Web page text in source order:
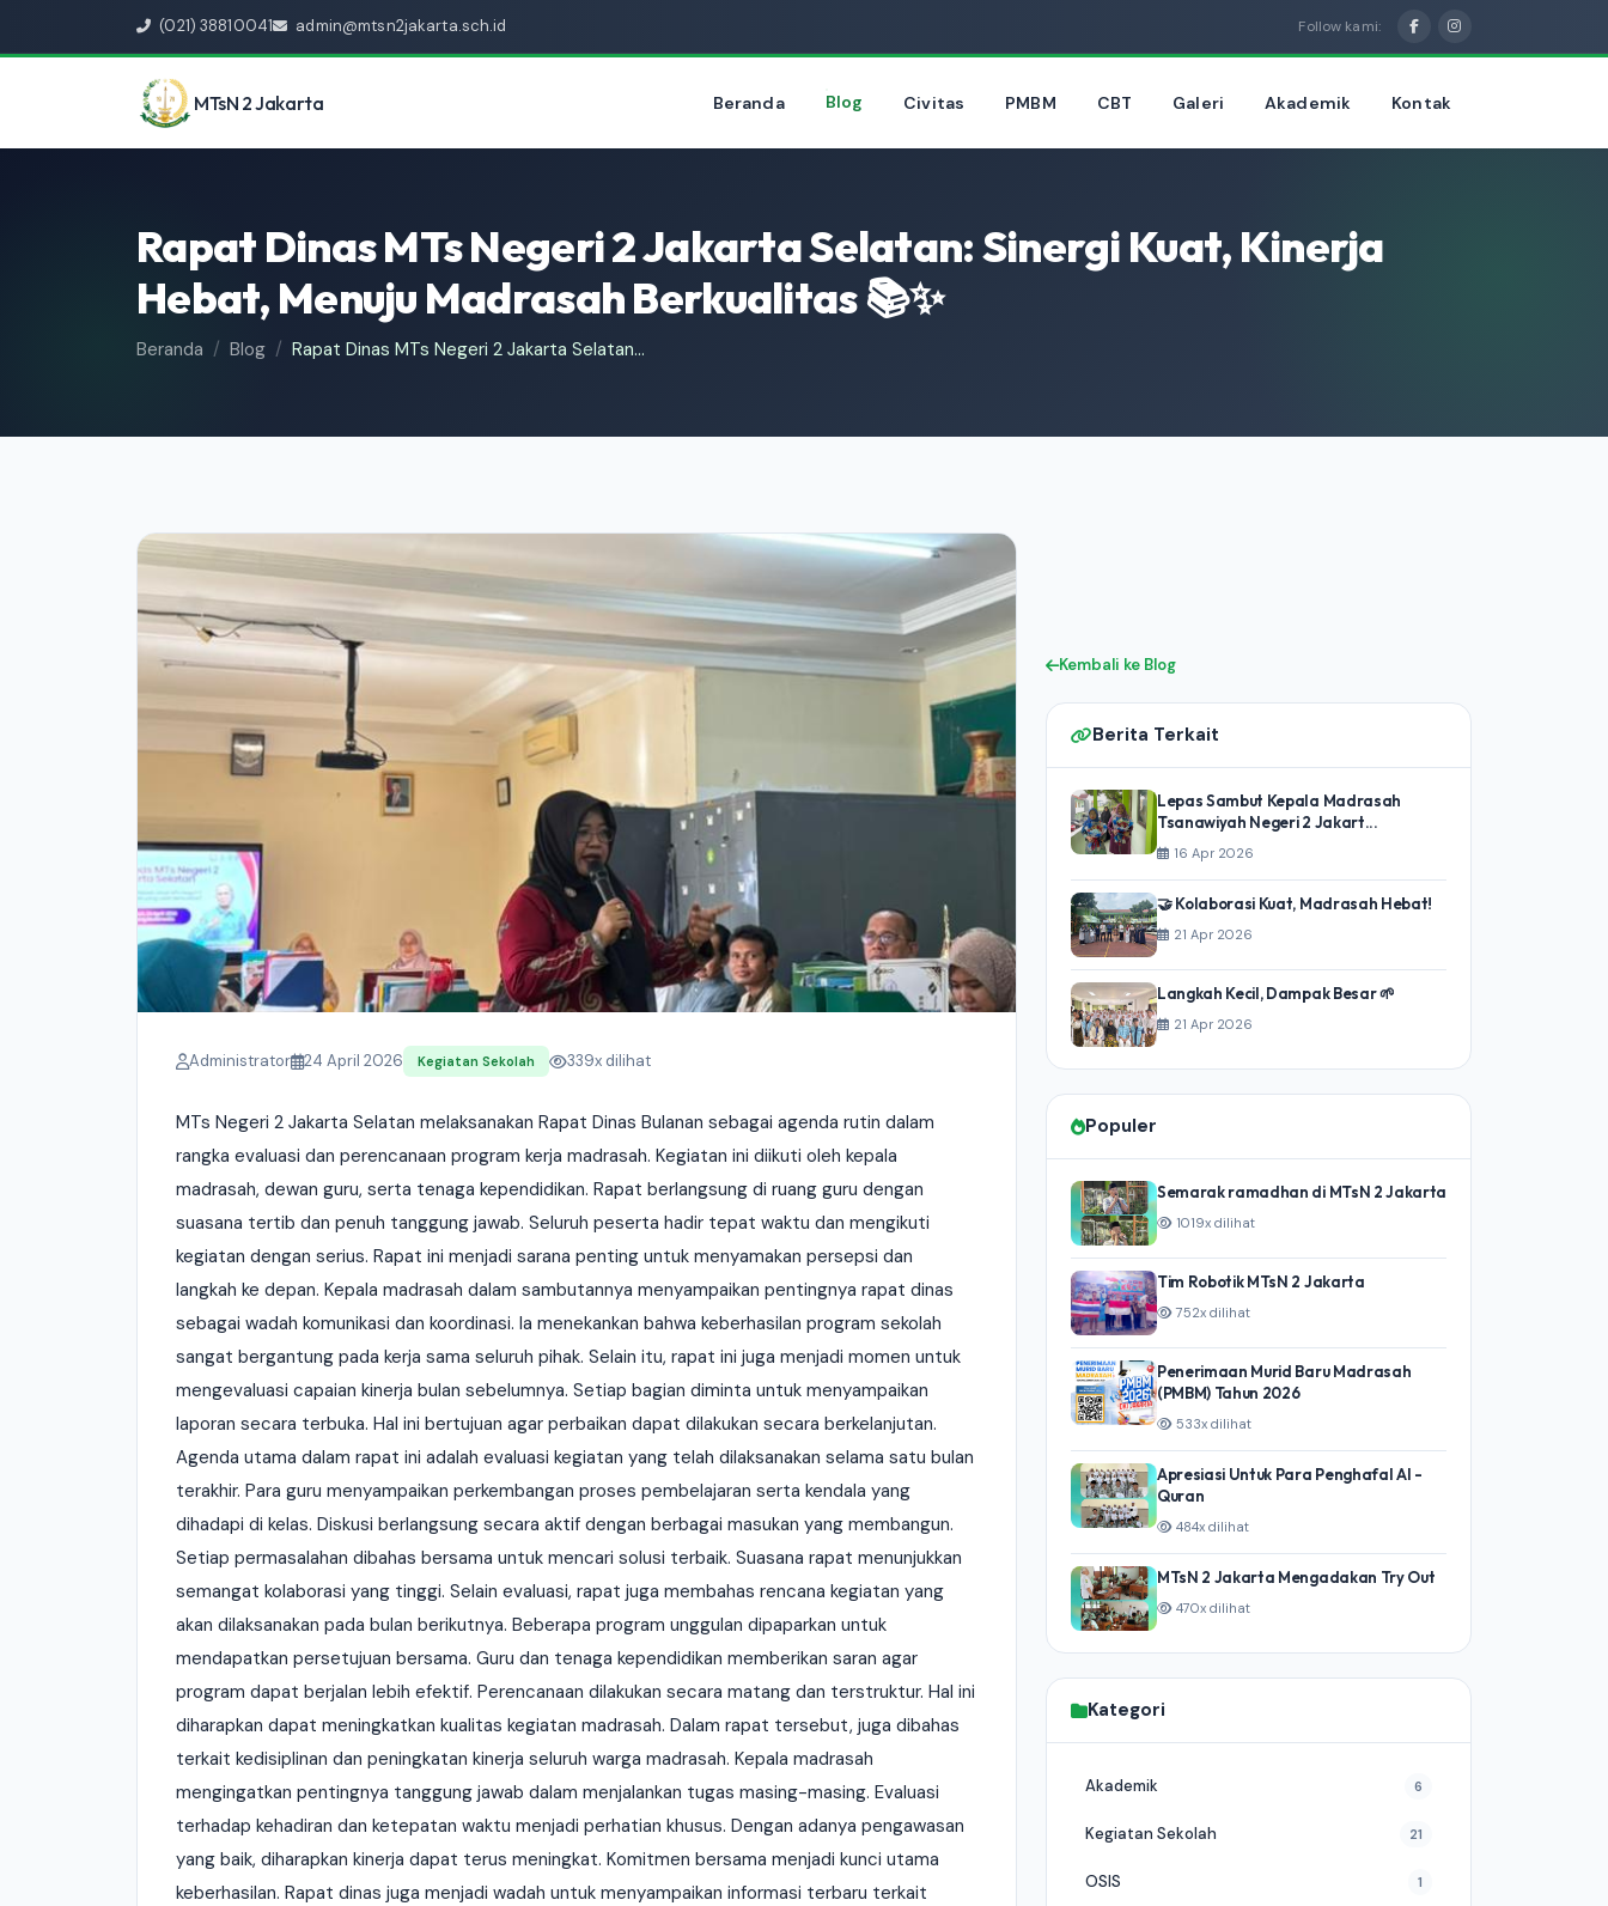
(021) 38810041 admin@mtsn2jakarta.sch.id Follow kami:
MTsN 2 Jakarta Beranda Blog Civitas PMBM CBT Galeri Akademik Kontak
Rapat Dinas MTs Negeri 2 Jakarta Selatan: Sinergi Kuat, Kinerja
Hebat, Menuju Madrasah Berkualitas 📚✨
Beranda Blog Rapat Dinas MTs Negeri 2 Jakarta Selatan...
Administrator 24 April 2026 Kegiatan Sekolah 339x dilihat
MTs Negeri 2 Jakarta Selatan melaksanakan Rapat Dinas Bulanan sebagai agenda rutin dalam
rangka evaluasi dan perencanaan program kerja madrasah. Kegiatan ini diikuti oleh kepala
madrasah, dewan guru, serta tenaga kependidikan. Rapat berlangsung di ruang guru dengan
suasana tertib dan penuh tanggung jawab. Seluruh peserta hadir tepat waktu dan mengikuti
kegiatan dengan serius. Rapat ini menjadi sarana penting untuk menyamakan persepsi dan
langkah ke depan. Kepala madrasah dalam sambutannya menyampaikan pentingnya rapat dinas
sebagai wadah komunikasi dan koordinasi. Ia menekankan bahwa keberhasilan program sekolah
sangat bergantung pada kerja sama seluruh pihak. Selain itu, rapat ini juga menjadi momen untuk
mengevaluasi capaian kinerja bulan sebelumnya. Setiap bagian diminta untuk menyampaikan
laporan secara terbuka. Hal ini bertujuan agar perbaikan dapat dilakukan secara berkelanjutan.
Agenda utama dalam rapat ini adalah evaluasi kegiatan yang telah dilaksanakan selama satu bulan
terakhir. Para guru menyampaikan perkembangan proses pembelajaran serta kendala yang
dihadapi di kelas. Diskusi berlangsung secara aktif dengan berbagai masukan yang membangun.
Setiap permasalahan dibahas bersama untuk mencari solusi terbaik. Suasana rapat menunjukkan
semangat kolaborasi yang tinggi. Selain evaluasi, rapat juga membahas rencana kegiatan yang
akan dilaksanakan pada bulan berikutnya. Beberapa program unggulan dipaparkan untuk
mendapatkan persetujuan bersama. Guru dan tenaga kependidikan memberikan saran agar
program dapat berjalan lebih efektif. Perencanaan dilakukan secara matang dan terstruktur. Hal ini
diharapkan dapat meningkatkan kualitas kegiatan madrasah. Dalam rapat tersebut, juga dibahas
terkait kedisiplinan dan peningkatan kinerja seluruh warga madrasah. Kepala madrasah
mengingatkan pentingnya tanggung jawab dalam menjalankan tugas masing-masing. Evaluasi
terhadap kehadiran dan ketepatan waktu menjadi perhatian khusus. Dengan adanya pengawasan
yang baik, diharapkan kinerja dapat terus meningkat. Komitmen bersama menjadi kunci utama
keberhasilan. Rapat dinas juga menjadi wadah untuk menyampaikan informasi terbaru terkait
Kembali ke Blog
Berita Terkait
Lepas Sambut Kepala Madrasah
Tsanawiyah Negeri 2 Jakart...
16 Apr 2026
🤝 Kolaborasi Kuat, Madrasah Hebat!
21 Apr 2026
Langkah Kecil, Dampak Besar 🌱
21 Apr 2026
Populer
Semarak ramadhan di MTsN 2 Jakarta
1019x dilihat
Tim Robotik MTsN 2 Jakarta
752x dilihat
Penerimaan Murid Baru Madrasah
(PMBM) Tahun 2026
533x dilihat
Apresiasi Untuk Para Penghafal Al -
Quran
484x dilihat
MTsN 2 Jakarta Mengadakan Try Out
470x dilihat
Kategori
Akademik 6
Kegiatan Sekolah 21
OSIS 1